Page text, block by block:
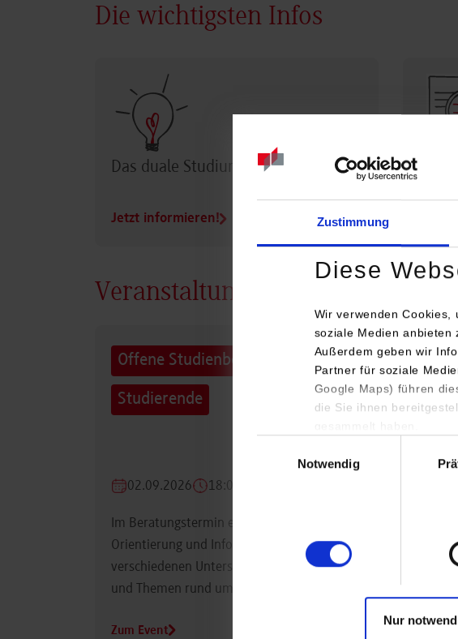
Zustimmung
Diese
Wir verwenden
soziale Medien anbieten
Außerdem geben wir
Partner für soziale
Google Maps) führen
die Sie ihnen
Notwendig
Nur
Die wichtigsten Infos
Das duale Studium im Überblick
Jetzt informieren! Profil
Veranstaltungen
Offene Studienberatung für
Studierende
02.09.2026 18:00 Uhr
Im Beratungstermin erhalten Studierende
Orientierung und Informationen zu
verschiedenen Unterstützungsmöglichkeiten
und Themen rund um das Studium.
Zum Event Zum